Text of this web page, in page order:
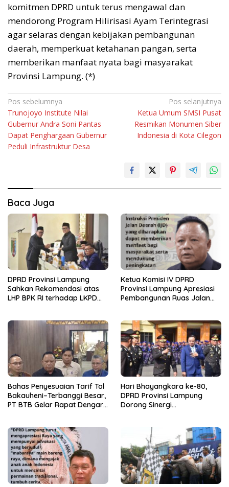
komitmen DPRD untuk terus mengawal dan
mendorong Program Hilirisasi Ayam Terintegrasi
agar selaras dengan kebijakan pembangunan
daerah, memperkuat ketahanan pangan, serta
memberikan manfaat nyata bagi masyarakat
Provinsi Lampung. (*)
Navigasi
pos
Pos sebelumnya
Trunojoyo Institute Nilai
Gubernur Andra Soni Pantas
Dapat Penghargaan Gubernur
Peduli Infrastruktur Desa
Pos selanjutnya
Ketua Umum SMSI Pusat
Resmikan Monumen Siber
Indonesia di Kota Cilegon
Baca Juga
DPRD Provinsi Lampung
Sahkan Rekomendasi atas
LHP BPK RI terhadap LKPD
2025
Ketua Komisi IV DPRD
Provinsi Lampung Apresiasi
Pembangunan Ruas Jalan
Bahas Penyesuaian Tarif Tol
Bakauheni–Terbanggi Besar,
PT BTB Gelar Rapat Dengar
Hari Bhayangkara ke-80,
DPRD Provinsi Lampung
Dorong Sinergi